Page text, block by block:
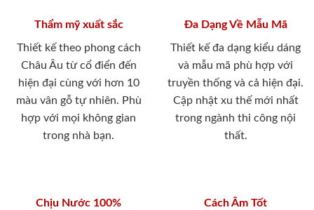
Thẩm mỹ xuất sắc
Thiết kế theo phong cách
Châu Âu từ cổ điển đến
hiện đại cùng với hơn 10
màu vân gỗ tự nhiên. Phù
hợp với mọi không gian
trong nhà bạn.
Đa Dạng Về Mẫu Mã
Thiết kế đa dạng kiểu dáng
và mẫu mã phù hợp với
truyền thống và cả hiện đại.
Cập nhật xu thế mới nhất
trong ngành thi công nội
thất.
Chịu Nước 100% Cách Âm Tốt